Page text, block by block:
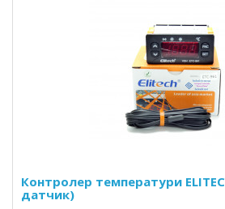
Контролер температури
датчик)